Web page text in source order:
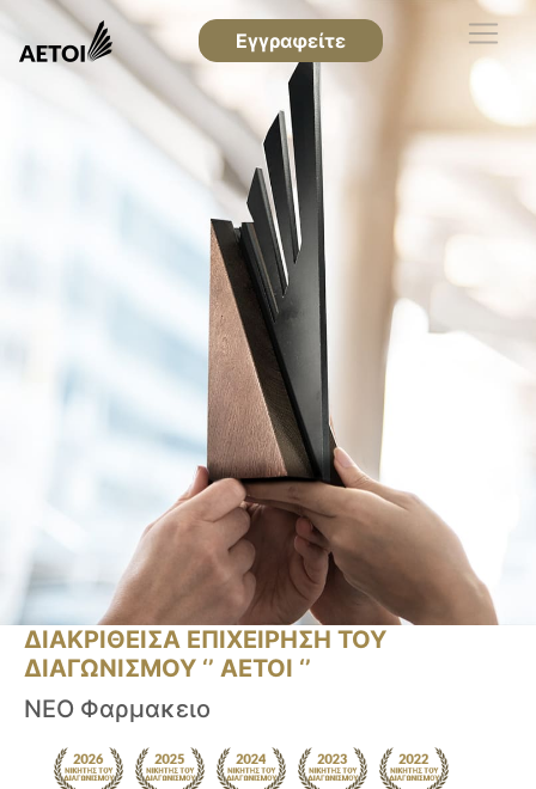
Εγγραφείτε
ΔΙΑΚΡΙΘΕΙΣΑ ΕΠΙΧΕΙΡΗΣΗ ΤΟΥ
ΔΙΑΓΩΝΙΣΜΟΥ ‘’ ΑΕΤΟΙ ‘’
ΝΕΟ Φαρμακειο